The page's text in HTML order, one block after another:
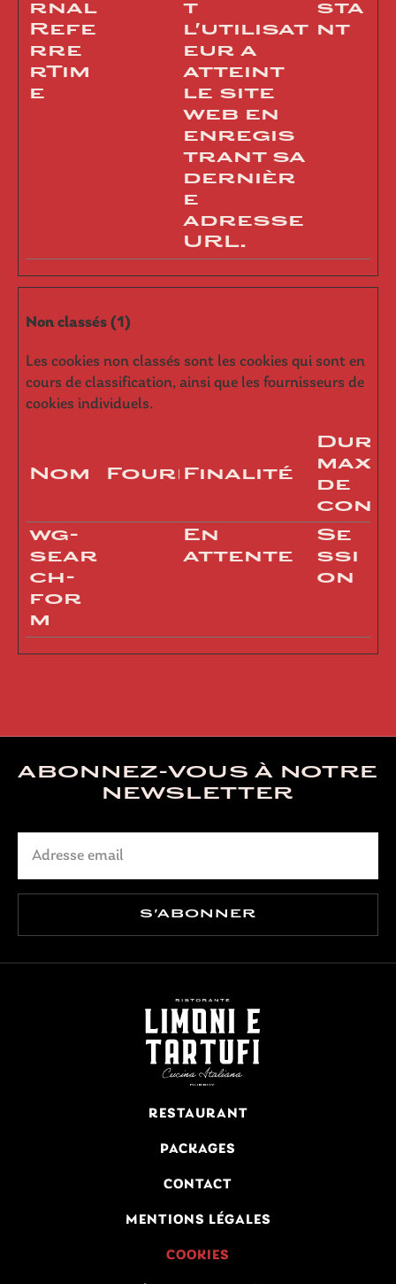
rnal
Refe
rre
rTim
e
t
l'utilisat
eur a
atteint
le site
web en
enregis
trant sa
dernièr
e
adresse
URL.
sta
nt
Non classés (1)
Les cookies non classés sont les cookies qui sont en
cours de classification, ainsi que les fournisseurs de
cookies individuels.
Nom Fournisseur
Finalité
de
wg-
sear
ch-
for
m
En
attente
Se
ssi
on
ABONNEZ-VOUS À NOTRE
NEWSLETTER
RESTAURANT
PACKAGES
CONTACT
MENTIONS LÉGALES
COOKIES